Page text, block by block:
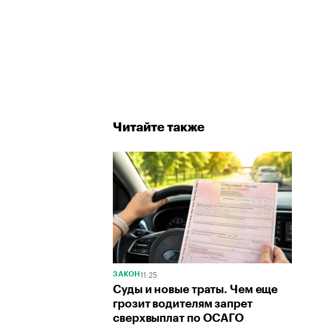
Читайте также
ЗАКОН 11:25
Суды и новые траты. Чем еще
грозит водителям запрет
сверхвыплат по ОСАГО